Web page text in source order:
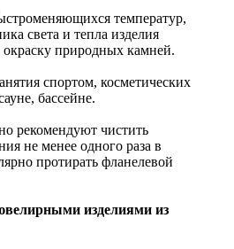
температур,
света и тепла изделия
природных камней.
спортом, косметических
бассейне.
рекомендуют чистить
не менее одного раза в
протирать фланелевой
изделиями из